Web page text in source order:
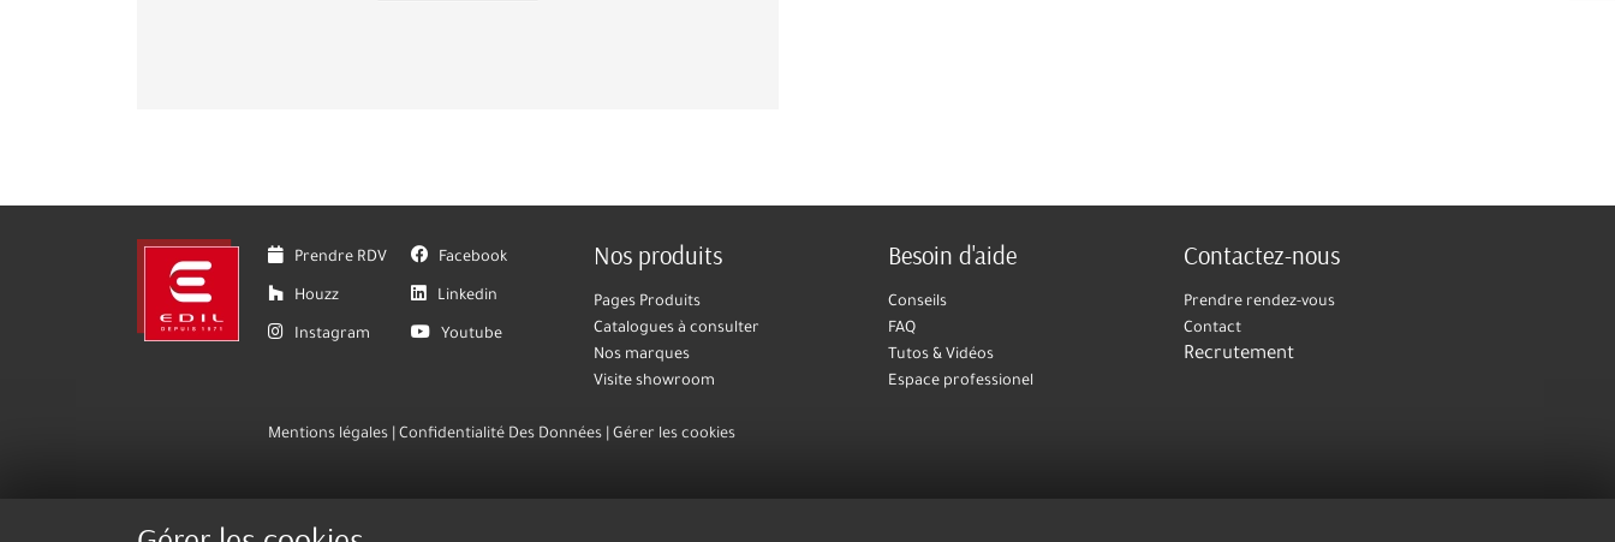
Prendre RDV Facebook
Houzz Linkedin
Instagram Youtube
Nos produits
Pages Produits
Catalogues à consulter
Nos marques
Visite showroom
Besoin d'aide
Conseils
FAQ
Tutos & Vidéos
Espace professionel
Contactez-nous
Prendre rendez-vous
Contact
Recrutement
Mentions légales Confidentialité Des Données Gérer les cookies